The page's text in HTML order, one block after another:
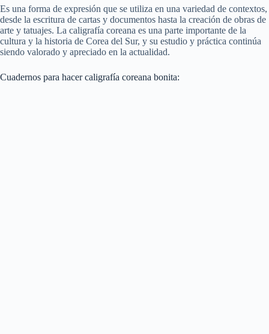
Es una forma de expresión que se utiliza en una variedad de contextos,
desde la escritura de cartas y documentos hasta la creación de obras de
arte y tatuajes. La caligrafía coreana es una parte importante de la
cultura y la historia de Corea del Sur, y su estudio y práctica continúa
siendo valorado y apreciado en la actualidad.
Cuadernos para hacer caligrafía coreana bonita: